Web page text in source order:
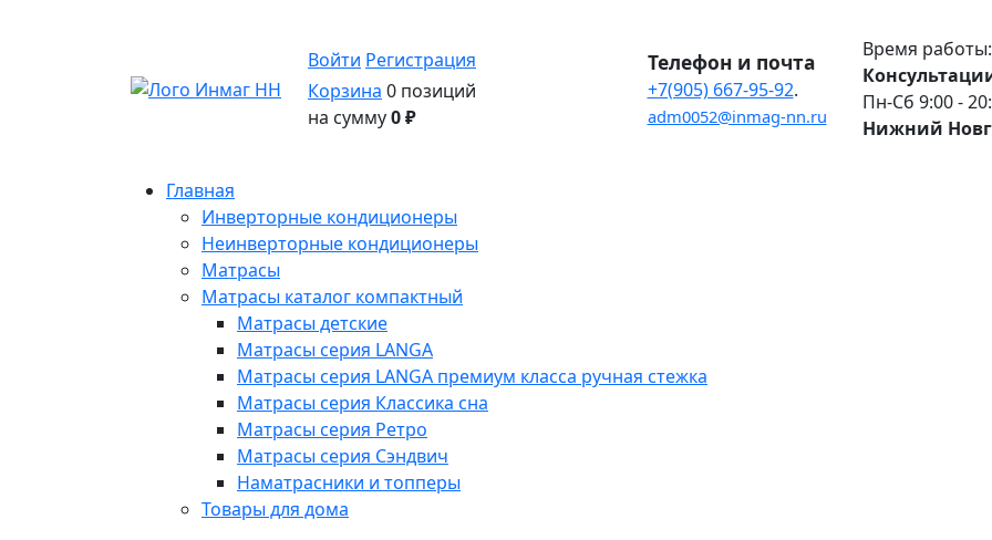
Войти Регистрация
Корзина 0 позиций
на сумму0 ₽
Телефон и почта
+7(905) 667-95-92.
adm0052@inmag-nn.ru
Время работы:
Пн-Сб 9:00 -
Нижний
Главная
Инверторные кондиционеры
Неинверторные кондиционеры
Матрасы
Матрасы каталог компактный
Матрасы детские
Матрасы серия LANGA
Матрасы серия LANGA премиум класса ручная стежка
Матрасы серия Классика сна
Матрасы серия Ретро
Матрасы серия Сэндвич
Наматрасники и топперы
Товары для дома